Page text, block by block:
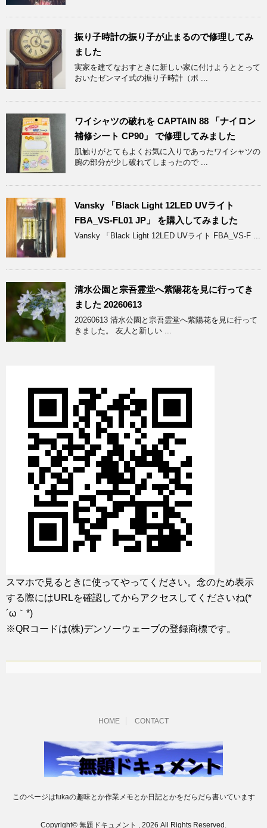
振り子時計の振り子が止まるので修理してみ
ました
実家を建てなおすときに新しい家に付けようととって
おいたゼンマイ式の振り子時計（ボ ...
ワイシャツの破れを CAPTAIN 88 「ナイロン
補修シート CP90」 で修理してみました
肌触りがとてもよくお気に入りであったワイシャツの
腕の部分が少し破れてしまったので ...
Vansky 「Black Light 12LED UVライト
FBA_VS-FL01 JP」 を購入してみました
Vansky 「Black Light 12LED UVライト FBA_VS-F ...
清水公園と宗吾霊堂へ紫陽花を見に行ってき
ました 20260613
20260613 清水公園と宗吾霊堂へ紫陽花を見に行って
きました。 友人と新しい ...
スマホで見るときに使ってやってください。念のため表示
する際にはURLを確認してからアクセスしてくださいね(*
´ω｀*)
※QRコードは(株)デンソーウェーブの登録商標です。
HOME CONTACT
このページはfukaの趣味とか作業メモとか日記とかをだらだら書いています
Copyright© 無題ドキュメント , 2026 All Rights Reserved.